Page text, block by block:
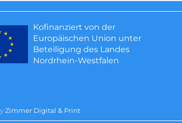
Kofinanziert von der
Europäischen Union unter
Beteiligung des Landes
Nordrhein-Westfalen
Zimmer Digital & Print